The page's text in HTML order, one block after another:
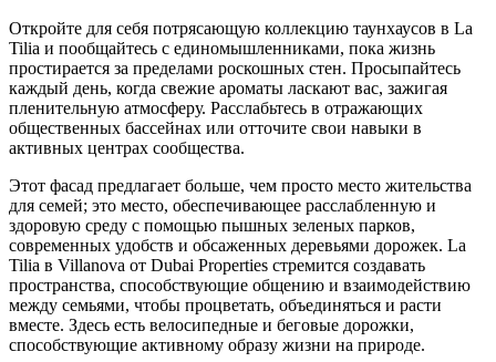
Откройте для себя потрясающую коллекцию таунхаусов в La
Tilia и пообщайтесь с единомышленниками, пока жизнь
простирается за пределами роскошных стен. Просыпайтесь
каждый день, когда свежие ароматы ласкают вас, зажигая
пленительную атмосферу. Расслабьтесь в отражающих
общественных бассейнах или отточите свои навыки в
активных центрах сообщества.
Этот фасад предлагает больше, чем просто место жительства
для семей; это место, обеспечивающее расслабленную и
здоровую среду с помощью пышных зеленых парков,
современных удобств и обсаженных деревьями дорожек. La
Tilia в Villanova от Dubai Properties стремится создавать
пространства, способствующие общению и взаимодействию
между семьями, чтобы процветать, объединяться и расти
вместе. Здесь есть велосипедные и беговые дорожки,
способствующие активному образу жизни на природе.